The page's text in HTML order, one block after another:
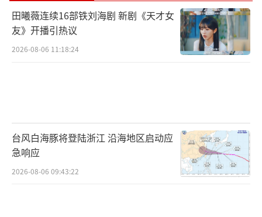
田曦薇连续16部铁刘海剧 新剧《天才女
友》开播引热议
2026-08-06 11:18:24
台风白海豚将登陆浙江 沿海地区启动应
急响应
2026-08-06 09:43:22